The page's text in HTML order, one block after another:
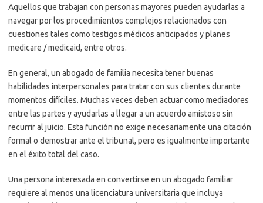
Aquellos que trabajan con personas mayores pueden ayudarlas a
navegar por los procedimientos complejos relacionados con
cuestiones tales como testigos médicos anticipados y planes
medicare / medicaid, entre otros.
En general, un abogado de familia necesita tener buenas
habilidades interpersonales para tratar con sus clientes durante
momentos difíciles. Muchas veces deben actuar como mediadores
entre las partes y ayudarlas a llegar a un acuerdo amistoso sin
recurrir al juicio. Esta función no exige necesariamente una citación
formal o demostrar ante el tribunal, pero es igualmente importante
en el éxito total del caso.
Una persona interesada en convertirse en un abogado familiar
requiere al menos una licenciatura universitaria que incluya